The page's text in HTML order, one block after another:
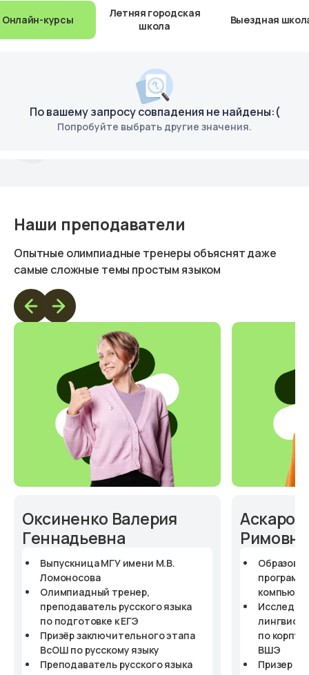
Онлайн-курсы
Летняя городская
школа
Выездная
По вашему запросу совпадения не найдены:(
Попробуйте выбрать другие значения.
Наши преподаватели
Опытные олимпиадные тренеры объяснят даже
самые сложные темы простым языком
Оксиненко Валерия
Геннадьевна
Выпускница МГУ имени М.В.
Ломоносова
Олимпиадный тренер,
преподаватель русского языка
по подготовке к ЕГЭ
Призёр заключительного этапа
ВсОШ по русскому языку
Преподаватель русского языка
Римовна
по
ВШЭ
Призер